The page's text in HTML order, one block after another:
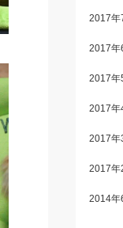
2017年
2017年
2017年
2017年
2017年
2017年
2014年